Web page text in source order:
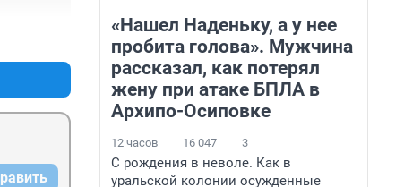
«Нашел Наденьку, а у нее
пробита голова». Мужчина
рассказал, как потерял
жену при атаке БПЛА в
Архипо-Осиповке
12 часов 16 047 3
С рождения в неволе. Как в
уральской колонии осужденные